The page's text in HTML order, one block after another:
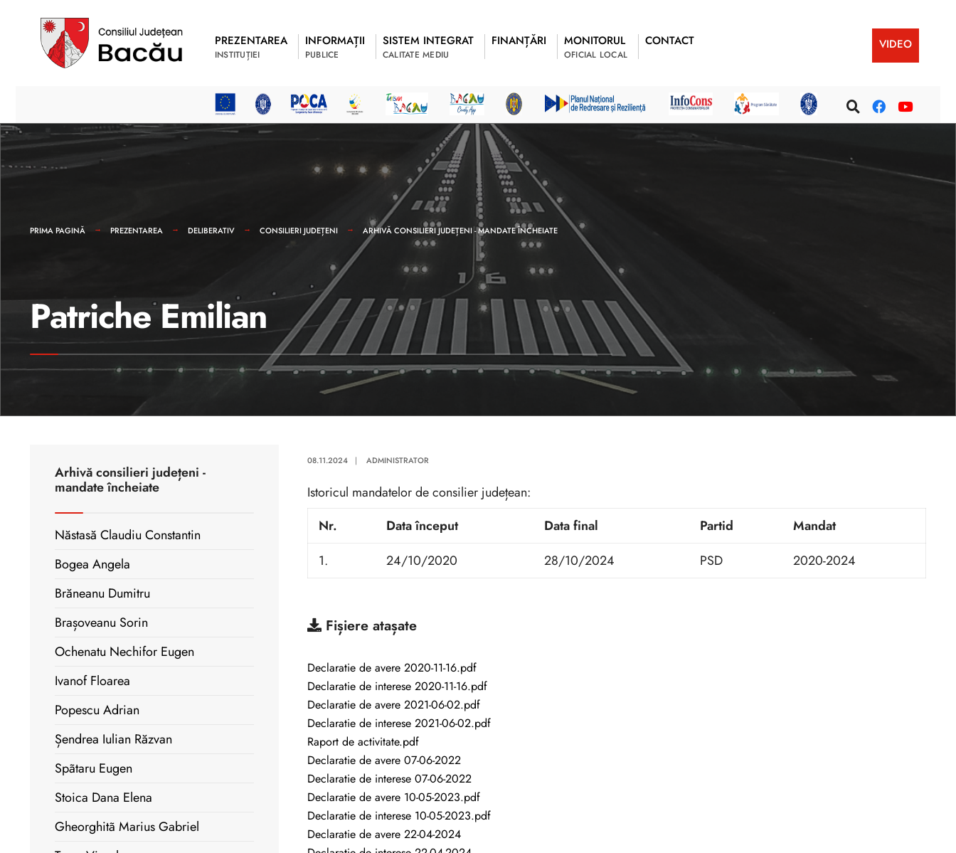
PREZENTAREA
INSTITUȚIEI
INFORMAȚII
PUBLICE
SISTEM INTEGRAT
CALITATE MEDIU
FINANȚĂRI MONITORUL
OFICIAL LOCAL
CONTACT VIDEO
PRIMA PAGINĂ PREZENTAREA DELIBERATIV CONSILIERI JUDEȚENI ARHIVĂ CONSILIERI JUDEȚENI - MANDATE ÎNCHEIATE
Patriche Emilian
08.11.2024 | ADMINISTRATOR
Istoricul mandatelor de consilier județean:
Nr.
Data început Data final Partid
Mandat
1.
24/10/2020 28/10/2024 PSD 2020-2024
Fișiere atașate
Declaratie de avere 2020-11-16.pdf
Declaratie de interese 2020-11-16.pdf
Declaratie de avere 2021-06-02.pdf
Declaratie de interese 2021-06-02.pdf
Raport de activitate.pdf
Declaratie de avere 07-06-2022
Declaratie de interese 07-06-2022
Declaratie de avere 10-05-2023.pdf
Declaratie de interese 10-05-2023.pdf
Declaratie de avere 22-04-2024
Arhivă consilieri județeni -
mandate încheiate
Năstasă Claudiu Constantin
Bogea Angela
Brăneanu Dumitru
Brașoveanu Sorin
Ochenatu Nechifor Eugen
Ivanof Floarea
Popescu Adrian
Șendrea Iulian Răzvan
Spãtaru Eugen
Stoica Dana Elena
Gheorghitã Marius Gabriel